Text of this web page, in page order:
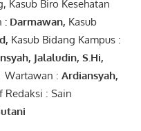
Kasub Biro Kesehatan
: Darmawan, Kasub
, Kasub Bidang Kampus :
, Jalaludin, S.Hi,
Wartawan : Ardiansyah,
Redaksi : Sain